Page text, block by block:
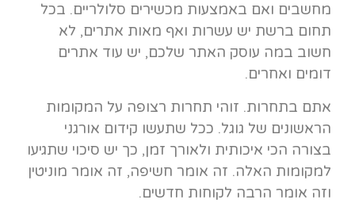
מחשבים ואם באמצעות מכשירים סלולריים. בכל
תחום ברשת יש עשרות ואף מאות אתרים, לא
חשוב במה עוסק האתר שלכם, יש עוד אתרים
דומים ואחרים.
אתם בתחרות. זוהי תחרות רצופה על המקומות
הראשונים של גוגל. ככל שתעשו קידום אורגני
בצורה הכי איכותית ולאורך זמן, כך יש סיכוי שתגיעו
למקומות האלה. זה אומר חשיפה, זה אומר מוניטין
וזה אומר הרבה לקוחות חדשים.